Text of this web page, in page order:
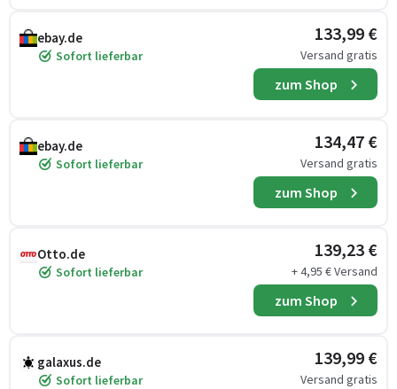
ebay.de
Sofort lieferbar
133,99 €
Versand gratis
zum Shop
ebay.de
Sofort lieferbar
134,47 €
Versand gratis
zum Shop
Otto.de
Sofort lieferbar
139,23 €
+ 4,95 € Versand
zum Shop
galaxus.de
Sofort lieferbar
139,99 €
Versand gratis